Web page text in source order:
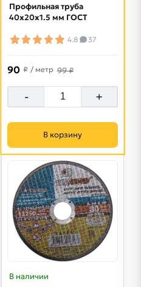
Профильная труба
40х20х1.5 мм ГОСТ
4.8 37
90 ₽ / метр 99 ₽
- +
В корзину
В наличии